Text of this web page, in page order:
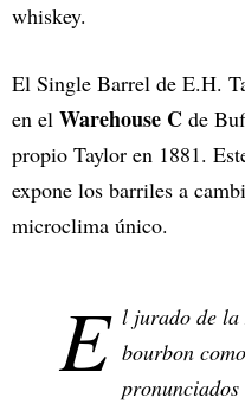
whiskey.
El Single Barrel de E.H.
en el Warehouse C de
propio Taylor en 1881.
expone los barriles a
microclima único.
E l jurado de la
bourbon
pronunciados